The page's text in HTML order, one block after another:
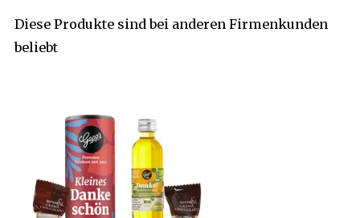
Diese Produkte sind bei anderen Firmenkunden
beliebt